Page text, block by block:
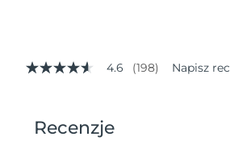
4.6
średnia
wartość
4.6 (198) Napisz